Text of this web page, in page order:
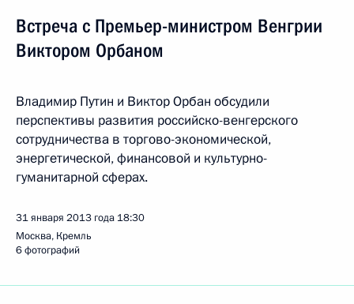
Встреча с Премьер-министром Венгрии
Виктором Орбаном
Владимир Путин и Виктор Орбан обсудили
перспективы развития российско-венгерского
сотрудничества в торгово-экономической,
энергетической, финансовой и культурно-
гуманитарной сферах.
31 января 2013 года 18:30
Москва, Кремль
6 фотографий